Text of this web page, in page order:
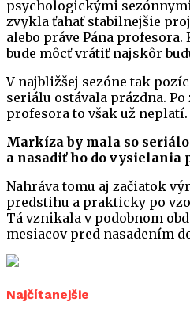
psychologickými
zvykla ťahať stabilnejšie
alebo práve Pána profesora.
bude môcť vrátiť najskôr
V najbližšej sezóne tak
seriálu ostávala prázdna. Po
profesora to však už neplatí.
Markíza by mala so
a nasadiť ho do vysielania
Nahráva tomu aj začiatok
predstihu a prakticky po
Tá vznikala v podobnom
mesiacov pred nasadením
Najčítanejšie